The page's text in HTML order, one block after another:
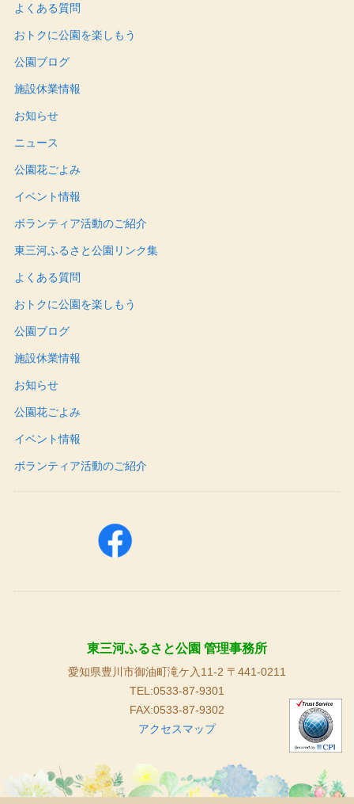
よくある質問
おトクに公園を楽しもう
公園ブログ
施設休業情報
お知らせ
ニュース
公園花ごよみ
イベント情報
ボランティア活動のご紹介
東三河ふるさと公園リンク集
よくある質問
おトクに公園を楽しもう
公園ブログ
施設休業情報
お知らせ
公園花ごよみ
イベント情報
ボランティア活動のご紹介
東三河ふるさと公園 管理事務所
愛知県豊川市御油町滝ケ入11-2 〒441-0211
TEL:0533-87-9301
FAX:0533-87-9302
アクセスマップ